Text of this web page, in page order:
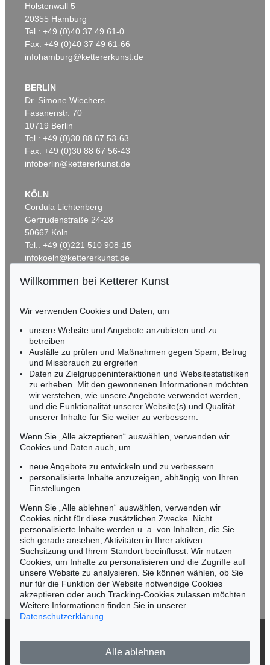
G. FÖRG
Untitled, 1987
Ergebnis:€ 431.800
Ohne Titel
Ergebnis:
Auktion 470 - Lot 955
Farbfeld
, 1986
Ergebnis:€ 187.500
Auktion 530 - Lot 76
GÜNTHER FÖRG
Metro 4, 2001
Ergebnis:€ 175.000
G. FÖRG
Untitled, 1993
Ergebnis:€ 162.500
Auktion 606 - Lot 12
Holstenwall 5
20355 Hamburg
Tel.: +49 (0)40 37 49 61-0
Fax: +49 (0)40 37 49 61-66
infohamburg@kettererkunst.de
BERLIN
Dr. Simone Wiechers
Fasanenstr. 70
10719 Berlin
Tel.: +49 (0)30 88 67 53-63
Fax: +49 (0)30 88 67 56-43
infoberlin@kettererkunst.de
KÖLN
Cordula Lichtenberg
Gertrudenstraße 24-28
50667 Köln
Tel.: +49 (0)221 510 908-15
infokoeln@kettererkunst.de
RHEINLAND-PFALZ
Miriam Heß
Tel.: +49 (0)62 21 58 80-038
Fax: +49 (0)62 21 58 80-595
infoheidelberg@kettererkunst.de
NORDDEUTSCHLAND
Nico Kassel, M.A.
Tel.: +49 (0)89 55244-164
Mobil: +49 (0)171 8618661
n.kassel@kettererkunst.de
Keine Auktion mehr verpassen!
Wir informieren Sie rechtzeitig.
Jetzt zum Newsletter anmelden >
Impressum
Willkommen bei Ketterer Kunst
Wir verwenden Cookies und Daten, um
unsere Website und Angebote anzubieten und zu
betreiben
Ausfälle zu prüfen und Maßnahmen gegen Spam, Betrug
und Missbrauch zu ergreifen
Daten zu Zielgruppeninteraktionen und Websitestatistiken
zu erheben. Mit den gewonnenen Informationen möchten
wir verstehen, wie unsere Angebote verwendet werden,
und die Funktionalität unserer Website(s) und Qualität
unserer Inhalte für Sie weiter zu verbessern.
Wenn Sie „Alle akzeptieren“ auswählen, verwenden wir
Cookies und Daten auch, um
neue Angebote zu entwickeln und zu verbessern
personalisierte Inhalte anzuzeigen, abhängig von Ihren
Einstellungen
Wenn Sie „Alle ablehnen“ auswählen, verwenden wir
Cookies nicht für diese zusätzlichen Zwecke. Nicht
personalisierte Inhalte werden u. a. von Inhalten, die Sie
sich gerade ansehen, Aktivitäten in Ihrer aktiven
Suchsitzung und Ihrem Standort beeinflusst. Wir nutzen
Cookies, um Inhalte zu personalisieren und die Zugriffe auf
unsere Website zu analysieren. Sie können wählen, ob Sie
nur für die Funktion der Website notwendige Cookies
akzeptieren oder auch Tracking-Cookies zulassen möchten.
Weitere Informationen finden Sie in unserer
Datenschutzerklärung
Alle ablehnen